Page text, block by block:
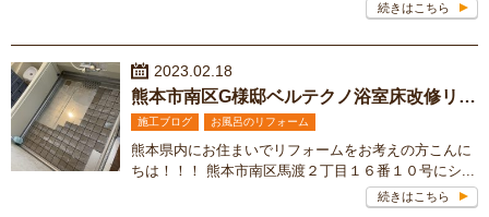
続きはこちら
2023.02.18
熊本市南区G様邸ベルテクノ浴室床改修リフォーム工事
施工ブログ お風呂のリフォーム
熊本県内にお住まいでリフォームをお考えの方こんに
ちは！！！ 熊本市南区馬渡２丁目１６番１０号にシ...
続きはこちら